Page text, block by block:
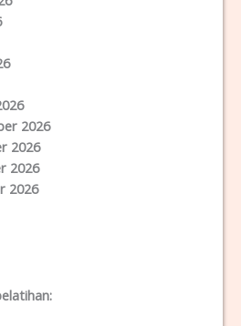
2026
2026
2026
2026
: